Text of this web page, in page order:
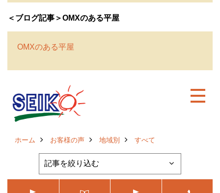
＜ブログ記事＞OMXのある平屋
OMXのある平屋